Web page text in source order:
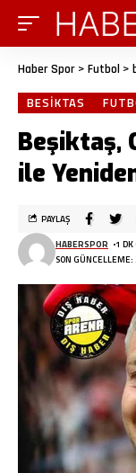
Haber Spor > Futbol >
BESIKTAS
Beşiktaş,
ile
SON
HABERSPOR 1 DK
PAYLAŞ